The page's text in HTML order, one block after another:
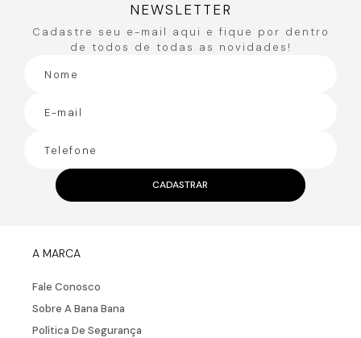
NEWSLETTER
Cadastre seu e-mail aqui e fique por dentro
de todos de todas as novidades!
CADASTRAR
A MARCA
Fale Conosco
Sobre A Bana Bana
Política De Segurança